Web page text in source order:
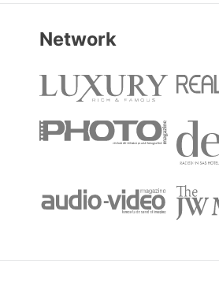
Network